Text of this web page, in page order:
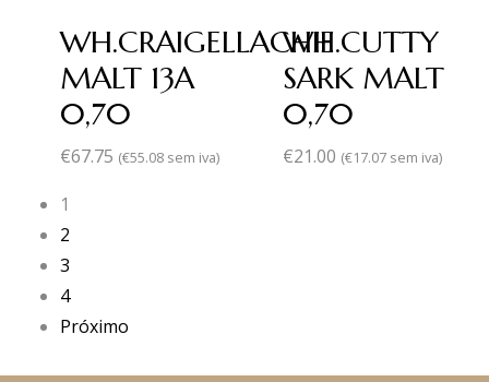
WH.CRAIGELLACHIE
MALT 13A
0,70
€67.75 (€55.08 sem iva)
WH.CUTTY
SARK MALT
0,70
€21.00 (€17.07 sem iva)
1
2
3
4
Próximo